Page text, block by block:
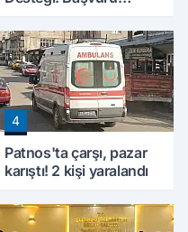
Parası Alabilecekler
4
Patnos'ta çarşı, pazar
karıştı! 2 kişi yaralandı